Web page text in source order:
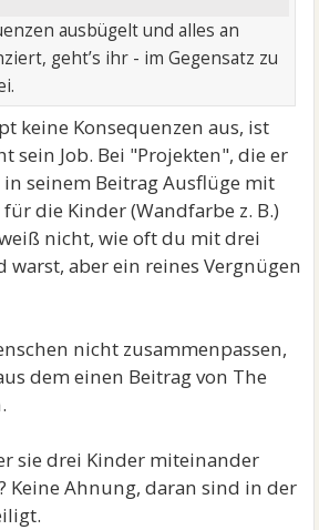
ausbügelt und alles an
geht’s ihr - im Gegensatz zu
keine Konsequenzen aus, ist
sein Job. Bei "Projekten", die er
seinem Beitrag Ausflüge mit
die Kinder (Wandfarbe z. B.)
nicht, wie oft du mit drei
warst, aber ein reines Vergnügen
nicht zusammenpassen,
dem einen Beitrag von The
sie drei Kinder miteinander
Keine Ahnung, daran sind in der